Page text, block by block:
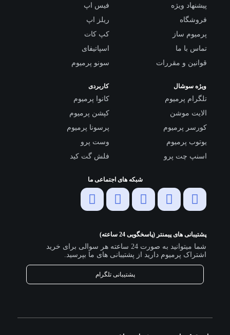
پیشنهاد ویژه
فروشگاه
پرمیوم ساز
تماس با ما
قوانین و مقررات
فیس اپ
ریلز اپ
کپ کات
اسپاتیفای
سونو پرمیوم
ویژه سوشال
تلگرام پرمیوم
الایت موشن
کورسر پرمیوم
یوتوب پرمیوم
اسنپ چت پرو
کاربردی
کانوا پرمیوم
کپشن پرمیوم
پرسونا پرمیوم
وست پرو
فلش گت کید
شبکه های اجتماعی ما
پشتیبانی های پیمنتر (پاسخگویی 24 ساعته)
شما میتوانید به صورت 24 ساعته هر سوالی برای خرید
اشتراک پرمیوم دارید از پشتیبانی های ما بپرسید.
پشتیبانی تلگرام